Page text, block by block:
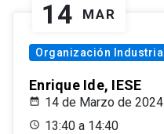
14 MAR
Organización Industrial
Enrique Ide, IESE
14 de Marzo de 2024
13:40 a 14:40